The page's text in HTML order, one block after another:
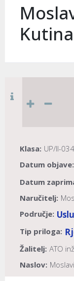
Kutina
Klasa: UP/II-
Datum objave:
Datum
Naručitelj:
Područje:
Tip priloga:
Žalitelj: ATO
Naslov: